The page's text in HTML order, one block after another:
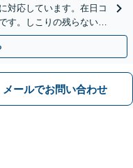
対応しています。在日コ
す。しこりの残らない解
メールでお問い合わせ